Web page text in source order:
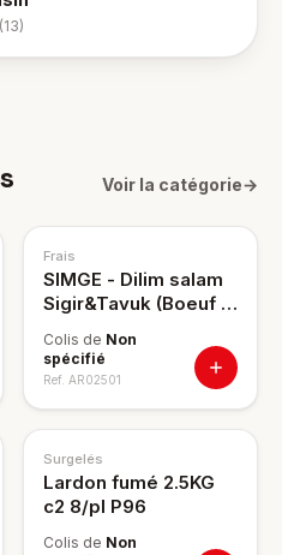
Voir la catégorie→
Frais
SIMGE - Dilim salam
Sigir&Tavuk (Boeuf &
Colis de Non
spécifié
Ref. AR02501
Surgelés
Lardon fumé 2.5KG
c2 8/pl P96
Colis de Non